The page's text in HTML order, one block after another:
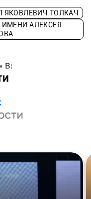
ЯКОВЛЕВИЧ ТОЛКАЧ
ИМЕНИ АЛЕКСЕЯ
В: